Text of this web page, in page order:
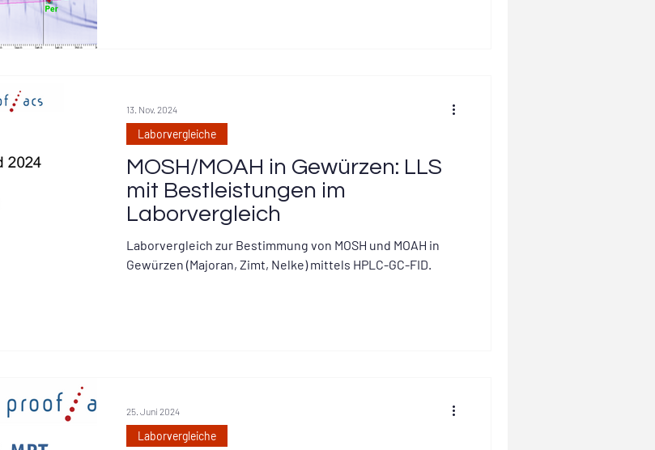
MOSH/MOAH in Gewürzen: LLS
mit Bestleistungen im
Laborvergleich
Laborvergleich zur Bestimmung von MOSH und MOAH in
Gewürzen (Majoran, Zimt, Nelke) mittels HPLC-GC-FID.
Laborvergleiche
13. Nov. 2024
Laborvergleiche
25. Juni 2024